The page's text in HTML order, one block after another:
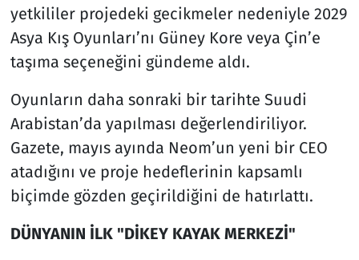
yetkililer projedeki gecikmeler nedeniyle 2029
Asya Kış Oyunları’nı Güney Kore veya Çin’e
taşıma seçeneğini gündeme aldı.
Oyunların daha sonraki bir tarihte Suudi
Arabistan’da yapılması değerlendiriliyor.
Gazete, mayıs ayında Neom’un yeni bir CEO
atadığını ve proje hedeflerinin kapsamlı
biçimde gözden geçirildiğini de hatırlattı.
DÜNYANIN İLK "DİKEY KAYAK MERKEZİ"